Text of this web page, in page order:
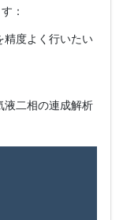
：
精度よく行いたい
液二相の連成解析